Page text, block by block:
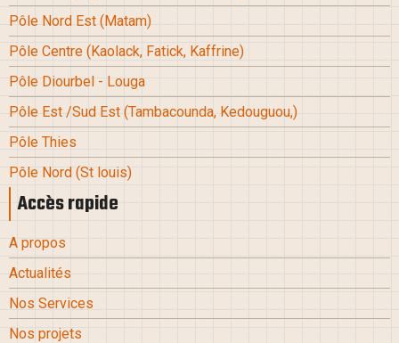
Pôle Nord Est (Matam)
Pôle Centre (Kaolack, Fatick, Kaffrine)
Pôle Diourbel - Louga
Pôle Est /Sud Est (Tambacounda, Kedouguou,)
Pôle Thies
Pôle Nord (St louis)
Accès rapide
A propos
Actualités
Nos Services
Nos projets